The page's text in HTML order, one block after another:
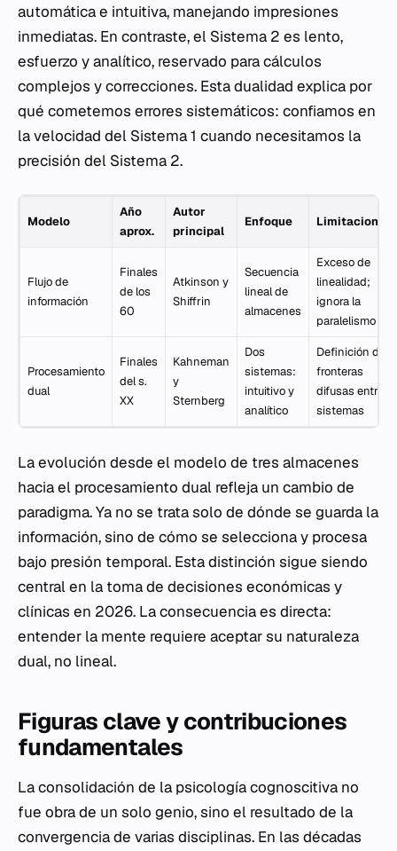
automática e intuitiva, manejando impresiones
inmediatas. En contraste, el Sistema 2 es lento,
esfuerzo y analítico, reservado para cálculos
complejos y correcciones. Esta dualidad explica por
qué cometemos errores sistemáticos: confiamos en
la velocidad del Sistema 1 cuando necesitamos la
precisión del Sistema 2.
Modelo
Año
aprox.
Autor
principal
Enfoque Limitaciones
Flujo de
información
Finales
de los
60
Atkinson y
Shiffrin
Secuencia
lineal de
almacenes
Exceso de
linealidad;
ignora la
paralelismo
Procesamiento
dual
Finales
del s.
XX
Kahneman
y
Sternberg
Dos
sistemas:
intuitivo y
analítico
Definición de
fronteras
difusas entre
sistemas
La evolución desde el modelo de tres almacenes
hacia el procesamiento dual refleja un cambio de
paradigma. Ya no se trata solo de dónde se guarda la
información, sino de cómo se selecciona y procesa
bajo presión temporal. Esta distinción sigue siendo
central en la toma de decisiones económicas y
clínicas en 2026. La consecuencia es directa:
entender la mente requiere aceptar su naturaleza
dual, no lineal.
Figuras clave y contribuciones
fundamentales
La consolidación de la psicología cognoscitiva no
fue obra de un solo genio, sino el resultado de la
convergencia de varias disciplinas. En las décadas